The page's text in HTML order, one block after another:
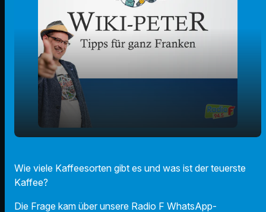
play_arrow der teuerste Kaffee?
00:00
Wie viele Kaffeesorten gibt es und was ist der teuerste
Kaffee?
Die Frage kam über unsere Radio F WhatsApp-